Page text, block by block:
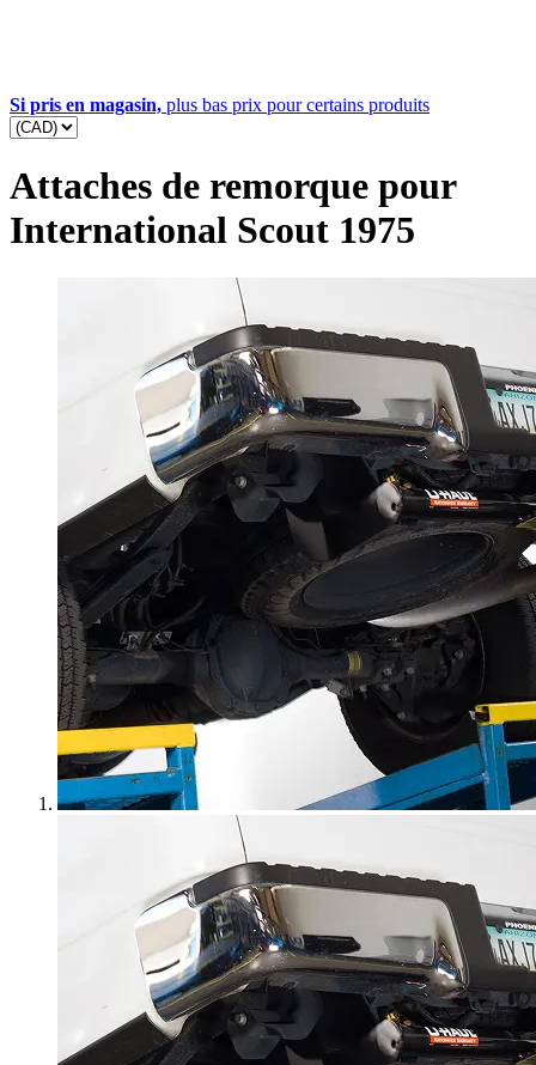
Si pris en magasin, plus bas prix pour certains produits
Attaches de remorque pour
International Scout 1975